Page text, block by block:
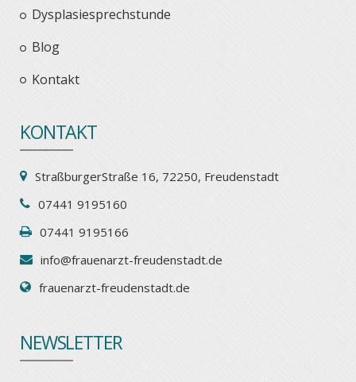
Dysplasiesprechstunde
Blog
Kontakt
KONTAKT
StraßburgerStraße 16, 72250, Freudenstadt
07441 9195160
07441 9195166
info@frauenarzt-freudenstadt.de
frauenarzt-freudenstadt.de
NEWSLETTER